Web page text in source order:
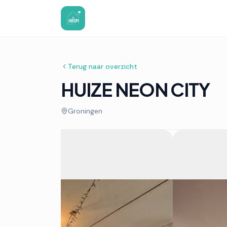
Terug naar overzicht
HUIZE NEON CITY
Groningen